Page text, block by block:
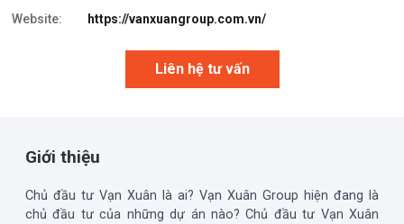
Website:
https://vanxuangroup.com.vn/
Liên hệ tư vấn
Giới thiệu
Chủ đầu tư Vạn Xuân là ai? Vạn Xuân Group hiện đang là
chủ đầu tư của những dự án nào? Chủ đầu tư Vạn Xuân